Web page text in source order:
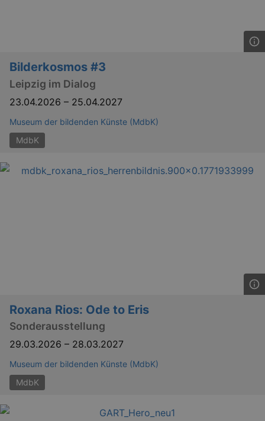
Bilderkosmos #3
Leipzig im Dialog
23.04.2026 – 25.04.2027
Museum der bildenden Künste (MdbK)
MdbK
Roxana Rios: Ode to Eris
Sonderausstellung
29.03.2026 – 28.03.2027
Museum der bildenden Künste (MdbK)
MdbK